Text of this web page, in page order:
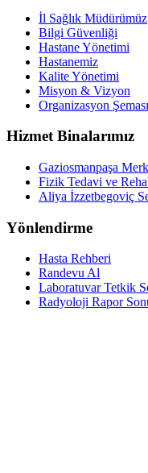
İl Sağlık Müdürümüz
Bilgi Güvenliği
Hastane Yönetimi
Hastanemiz
Kalite Yönetimi
Misyon & Vizyon
Organizasyon Şeması
Hizmet Binalarımız
Gaziosmanpaşa
Fizik Tedavi ve
Aliya İzzetbegoviç
Yönlendirme
Hasta Rehberi
Randevu Al
Laboratuvar Tetkik
Radyoloji Rapor